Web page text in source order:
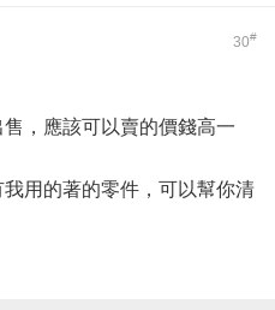
30#
，應該可以賣的價錢高一
用的著的零件，可以幫你清